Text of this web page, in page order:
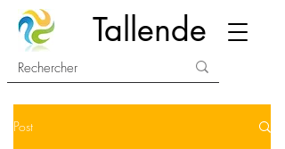
Tallende
Post